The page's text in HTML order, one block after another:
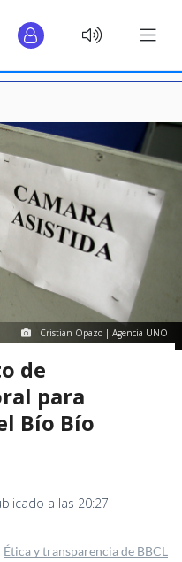
Cristian Opazo | Agencia UNO
de
para
Bío Bío
a las 20:27
Ética y transparencia de BBCL